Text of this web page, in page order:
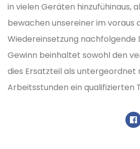
in vielen Geräten hinzufühinaus,
bewachen unsereiner im voraus
Wiedereinsetzung nachfolgende
Gewinn beinhaltet sowohl den
dies Ersatzteil als untergeordnet
Arbeitsstunden ein qualifizierten